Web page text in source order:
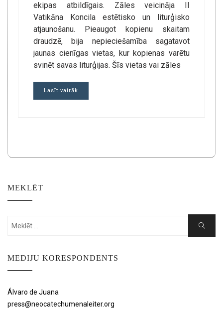
ekipas atbildīgais. Zāles veicināja II
Vatikāna Koncila estētisko un liturģisko
atjaunošanu. Pieaugot kopienu skaitam
draudzē, bija nepieciešamība sagatavot
jaunas cienīgas vietas, kur kopienas varētu
svinēt savas liturģijas. Šīs vietas vai zāles
Lasīt vairāk
MEKLĒT
Search
Search
MEDIJU KORESPONDENTS
Álvaro de Juana
press@neocatechumenaleiter.org